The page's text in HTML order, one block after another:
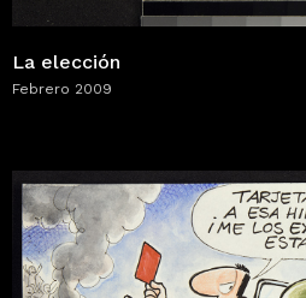
La elección
Febrero 2009